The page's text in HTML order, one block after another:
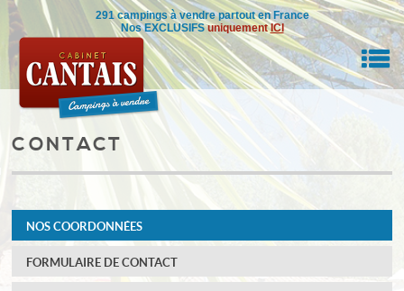
291 campings à vendre partout en France
Nos EXCLUSIFSuniquementICI
BIEN
CONTACT
NOS COORDONNÉES
FORMULAIRE DE CONTACT